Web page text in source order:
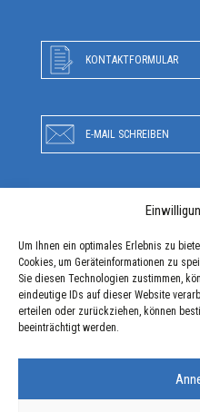
Um Ihnen ein optimales Erlebnis zu
Cookies, um Geräteinformationen zu
Sie diesen Technologien zustimmen,
eindeutige IDs auf dieser Website
erteilen oder zurückziehen, können
beeinträchtigt werden.
KONTAKTFORMULAR
E-MAIL SCHREIBEN
RUFEN SIE UNS AN
ANFAHRT